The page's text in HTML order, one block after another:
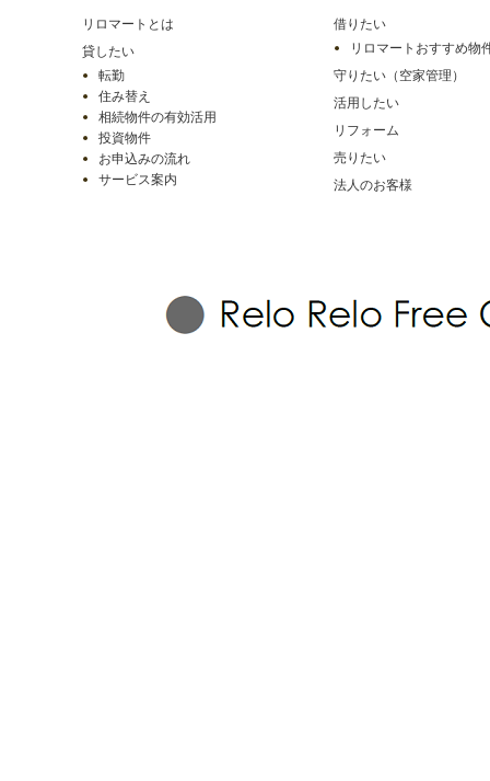
リロマートとは
貸したい
転勤
住み替え
相続物件の有効活用
投資物件
お申込みの流れ
サービス案内
借りたい
リロマートおすすめ物
守りたい（空家管理）
活用したい
リフォーム
売りたい
法人のお客様